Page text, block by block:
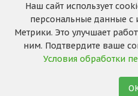
2026 © «За
Запуск
Наш сайт использует
персональные данные с
Метрики. Это улучшает
ним. Подтвердите ваше
Условия обработки